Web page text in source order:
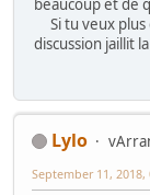
beaucoup et de
Si tu veux plus
discussion jaillit
Lylo
September 11, 2018,